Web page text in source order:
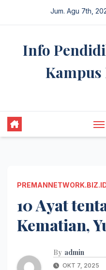
Jum. Agu 7th,
Info
10 Ayat
Kematian,
By admin
OKT 7, 2025